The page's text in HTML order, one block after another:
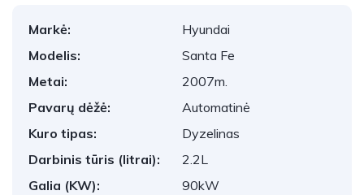
Markė:
Hyundai
Modelis:
Santa Fe
Metai:
2007m.
Pavarų dėžė:
Automatinė
Kuro tipas:
Dyzelinas
Darbinis tūris (litrai):
2.2L
Galia (KW):
90kW